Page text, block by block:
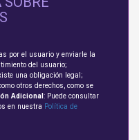
por el usuario y enviarle la
del usuario;
una obligación legal;
otros derechos, como se
Adicional : Puede consultar
en nuestra Política de